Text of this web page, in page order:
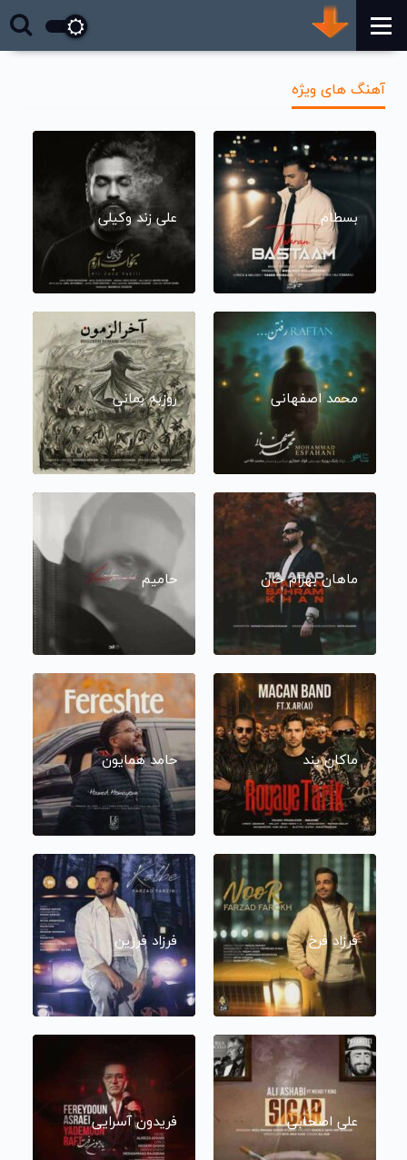
آهنگ های ویژه
بسطام علی زند وکیلی
محمد اصفهانی روزبه بمانی
ماهان بهرام خان حامیم
ماکان بند حامد همایون
فرزاد فرخ فرزاد فرزین
علی اصحابی فریدون آسرایی